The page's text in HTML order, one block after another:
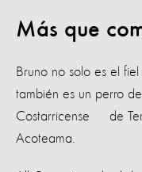
Más que
Bruno no solo es el
también es un perro
Costarricense de
Acoteama.